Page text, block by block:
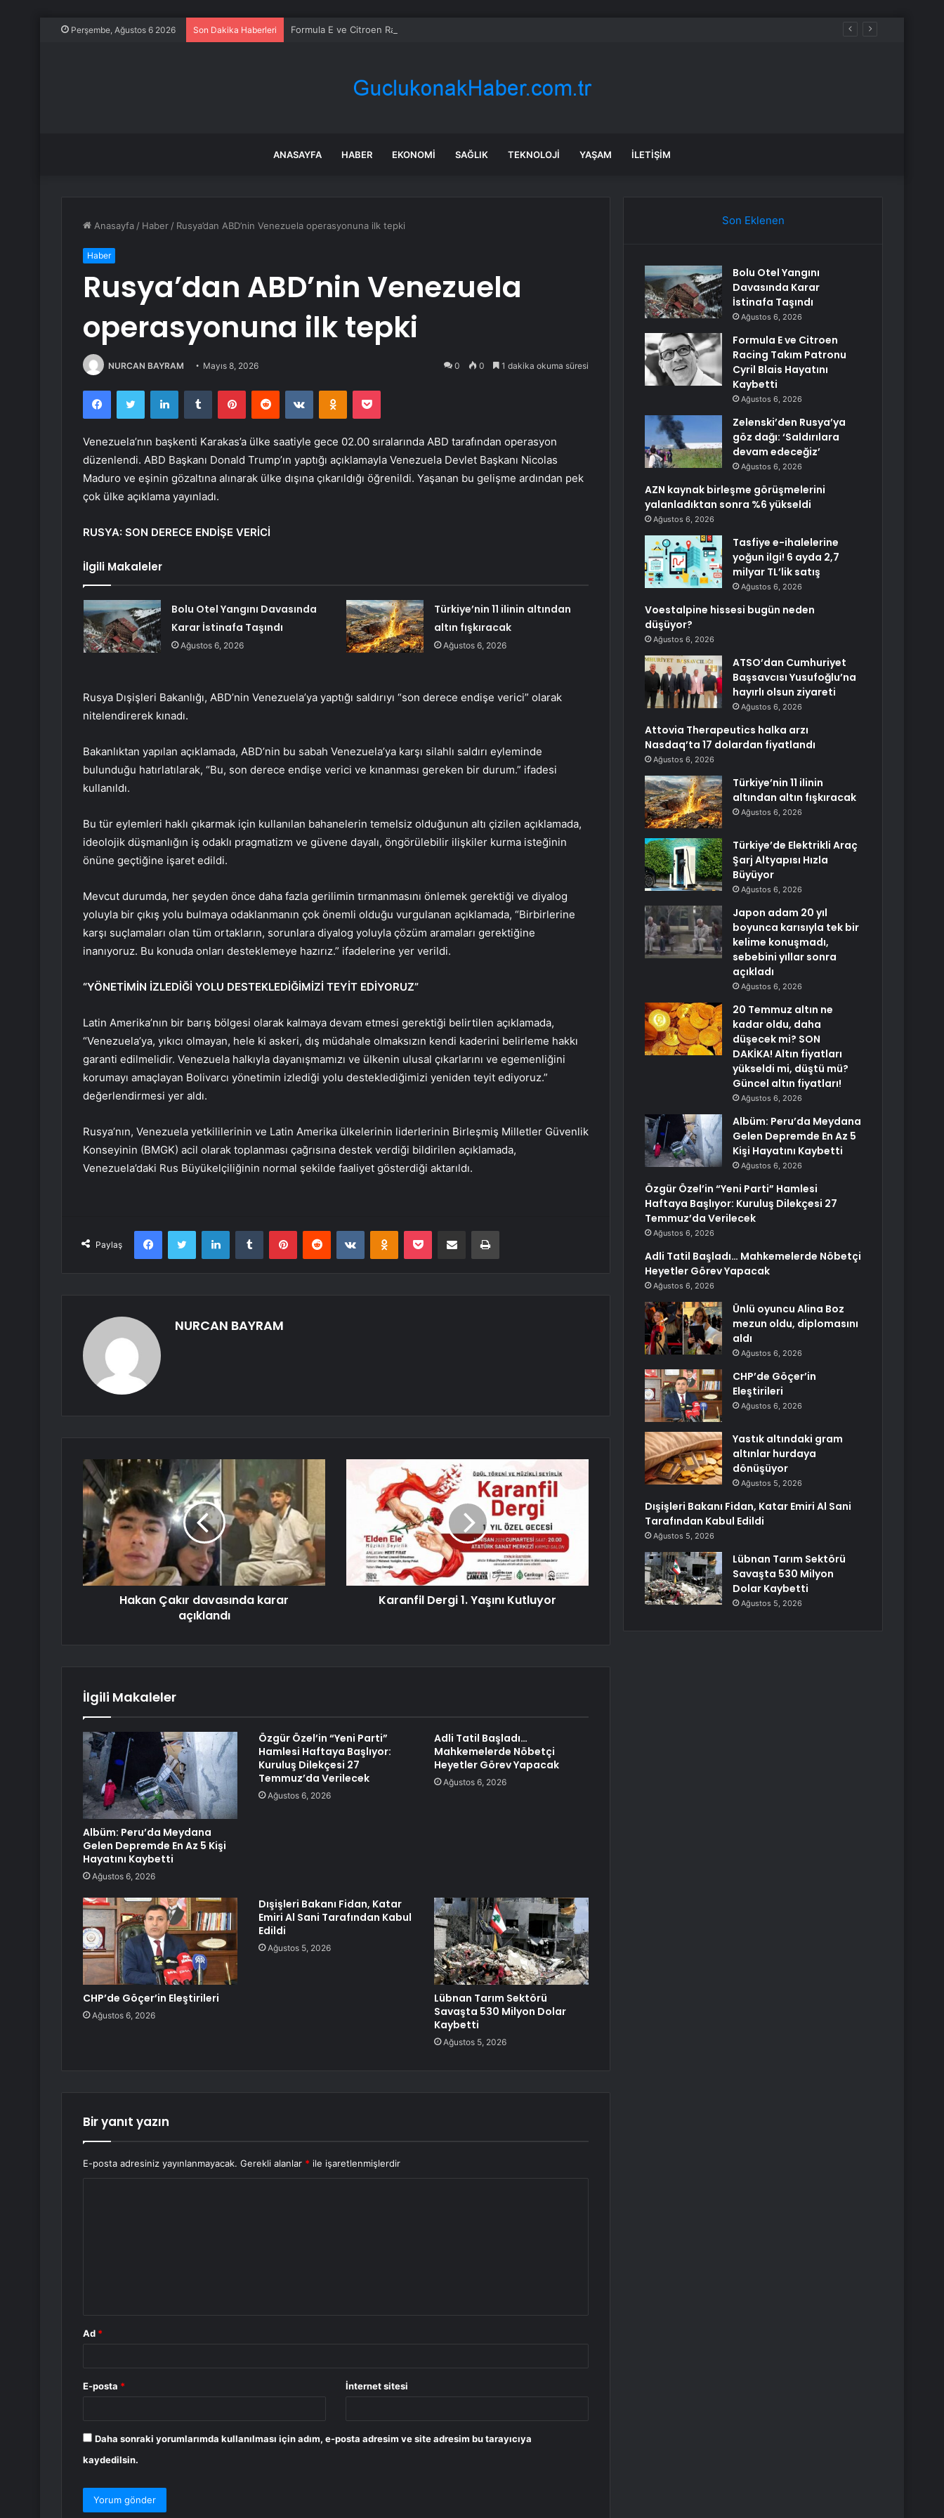
Perşembe, Ağustos 6 2026 Son Dakika Haberleri Formula E ve Citroen Racing Takım Patronu Cyril Blais Hayatını Kaybetti
ANASAYFA HABER EKONOMI SAĞLIK TEKNOLOJI YAŞAM İLETIŞIM
Anasayfa / Haber / Rusya’dan ABD’nin Venezuela operasyonuna ilk tepki
Haber
Rusya’dan ABD’nin Venezuela
operasyonuna ilk tepki
NURCAN BAYRAM Mayıs 8, 2026 0 0 1 dakika okuma süresi
FacebookTwitter LinkedInTumblr PinterestReddit VKontakteOdnoklassniki
Pocket
Venezuela’nın başkenti Karakas’a ülke saatiyle gece 02.00 sıralarında ABD tarafından operasyon
düzenlendi. ABD Başkanı Donald Trump’ın yaptığı açıklamayla Venezuela Devlet Başkanı Nicolas
Maduro ve eşinin gözaltına alınarak ülke dışına çıkarıldığı öğrenildi. Yaşanan bu gelişme ardından pek
çok ülke açıklama yayınladı.
RUSYA: SON DERECE ENDİŞE VERİCİ
İlgili Makaleler
Bolu Otel Yangını Davasında
Karar İstinafa Taşındı
Ağustos 6, 2026
Türkiye’nin 11 ilinin altından
altın fışkıracak
Ağustos 6, 2026
Rusya Dışişleri Bakanlığı, ABD’nin Venezuela’ya yaptığı saldırıyı “son derece endişe verici” olarak
nitelendirerek kınadı.
Bakanlıktan yapılan açıklamada, ABD’nin bu sabah Venezuela’ya karşı silahlı saldırı eyleminde
bulunduğu hatırlatılarak, “Bu, son derece endişe verici ve kınanması gereken bir durum.” ifadesi
kullanıldı.
Bu tür eylemleri haklı çıkarmak için kullanılan bahanelerin temelsiz olduğunun altı çizilen açıklamada,
ideolojik düşmanlığın iş odaklı pragmatizm ve güvene dayalı, öngörülebilir ilişkiler kurma isteğinin
önüne geçtiğine işaret edildi.
Mevcut durumda, her şeyden önce daha fazla gerilimin tırmanmasını önlemek gerektiği ve diyalog
yoluyla bir çıkış yolu bulmaya odaklanmanın çok önemli olduğu vurgulanan açıklamada, “Birbirlerine
karşı suçlamaları olan tüm ortakların, sorunlara diyalog yoluyla çözüm aramaları gerektiğine
inanıyoruz. Bu konuda onları desteklemeye hazırız.” ifadelerine yer verildi.
“YÖNETİMİN İZLEDİĞİ YOLU DESTEKLEDİĞİMİZİ TEYİT EDİYORUZ”
Latin Amerika’nın bir barış bölgesi olarak kalmaya devam etmesi gerektiği belirtilen açıklamada,
“Venezuela’ya, yıkıcı olmayan, hele ki askeri, dış müdahale olmaksızın kendi kaderini belirleme hakkı
garanti edilmelidir. Venezuela halkıyla dayanışmamızı ve ülkenin ulusal çıkarlarını ve egemenliğini
korumayı amaçlayan Bolivarcı yönetimin izlediği yolu desteklediğimizi yeniden teyit ediyoruz.”
değerlendirmesi yer aldı.
Rusya’nın, Venezuela yetkililerinin ve Latin Amerika ülkelerinin liderlerinin Birleşmiş Milletler Güvenlik
Konseyinin (BMGK) acil olarak toplanması çağrısına destek verdiği bildirilen açıklamada,
Venezuela’daki Rus Büyükelçiliğinin normal şekilde faaliyet gösterdiği aktarıldı.
Paylaş
FacebookTwitter LinkedInTumblr PinterestReddit VKontakteOdnoklassniki
Pocket E-Posta ile paylaş Yazdır
NURCAN BAYRAM
Hakan Çakır davasında karar
açıklandı
Karanfil Dergi 1. Yaşını Kutluyor
İlgili Makaleler
Albüm: Peru’da Meydana
Gelen Depremde En Az 5 Kişi
Hayatını Kaybetti
Ağustos 6, 2026
Özgür Özel’in “Yeni Parti”
Hamlesi Haftaya Başlıyor:
Kuruluş Dilekçesi 27
Temmuz’da Verilecek
Ağustos 6, 2026
Adli Tatil Başladı…
Mahkemelerde Nöbetçi
Heyetler Görev Yapacak
Ağustos 6, 2026
CHP’de Göçer’in Eleştirileri
Ağustos 6, 2026
Dışişleri Bakanı Fidan, Katar
Emiri Al Sani Tarafından Kabul
Edildi
Ağustos 5, 2026
Lübnan Tarım Sektörü
Savaşta 530 Milyon Dolar
Kaybetti
Ağustos 5, 2026
Bir yanıt yazın
E-posta adresiniz yayınlanmayacak. Gerekli alanlar * ile işaretlenmişlerdir
Ad *
E-posta * İnternet sitesi
Daha sonraki yorumlarımda kullanılması için adım, e-posta adresim ve site adresim bu tarayıcıya
kaydedilsin.
Son Eklenen
Bolu Otel Yangını
Davasında Karar
İstinafa Taşındı
Ağustos 6, 2026
Formula E ve Citroen
Racing Takım Patronu
Cyril Blais Hayatını
Kaybetti
Ağustos 6, 2026
Zelenski’den Rusya’ya
göz dağı: ‘Saldırılara
devam edeceğiz’
Ağustos 6, 2026
AZN kaynak birleşme görüşmelerini
yalanladıktan sonra %6 yükseldi
Ağustos 6, 2026
Tasfiye e-ihalelerine
yoğun ilgi! 6 ayda 2,7
milyar TL’lik satış
Ağustos 6, 2026
Voestalpine hissesi bugün neden
düşüyor?
Ağustos 6, 2026
ATSO’dan Cumhuriyet
Başsavcısı Yusufoğlu’na
hayırlı olsun ziyareti
Ağustos 6, 2026
Attovia Therapeutics halka arzı
Nasdaq’ta 17 dolardan fiyatlandı
Ağustos 6, 2026
Türkiye’nin 11 ilinin
altından altın fışkıracak
Ağustos 6, 2026
Türkiye’de Elektrikli Araç
Şarj Altyapısı Hızla
Büyüyor
Ağustos 6, 2026
Japon adam 20 yıl
boyunca karısıyla tek bir
kelime konuşmadı,
sebebini yıllar sonra
açıkladı
Ağustos 6, 2026
20 Temmuz altın ne
kadar oldu, daha
düşecek mi? SON
DAKİKA! Altın fiyatları
yükseldi mi, düştü mü?
Güncel altın fiyatları!
Ağustos 6, 2026
Albüm: Peru’da Meydana
Gelen Depremde En Az 5
Kişi Hayatını Kaybetti
Ağustos 6, 2026
Özgür Özel’in “Yeni Parti” Hamlesi
Haftaya Başlıyor: Kuruluş Dilekçesi 27
Temmuz’da Verilecek
Ağustos 6, 2026
Adli Tatil Başladı… Mahkemelerde Nöbetçi
Heyetler Görev Yapacak
Ağustos 6, 2026
Ünlü oyuncu Alina Boz
mezun oldu, diplomasını
aldı
Ağustos 6, 2026
CHP’de Göçer’in
Eleştirileri
Ağustos 6, 2026
Yastık altındaki gram
altınlar hurdaya
dönüşüyor
Ağustos 5, 2026
Dışişleri Bakanı Fidan, Katar Emiri Al Sani
Tarafından Kabul Edildi
Ağustos 5, 2026
Lübnan Tarım Sektörü
Savaşta 530 Milyon
Dolar Kaybetti
Ağustos 5, 2026